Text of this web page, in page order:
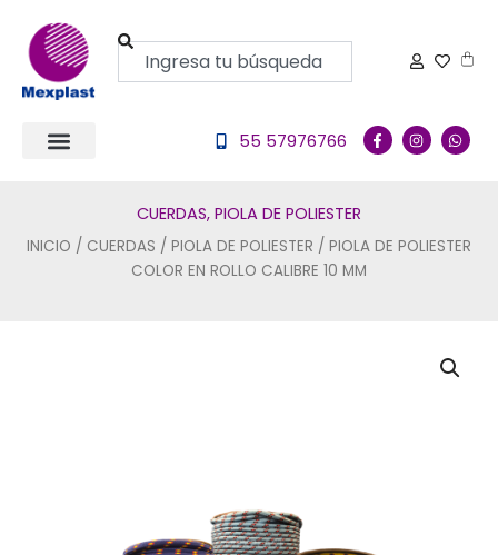
contenido
Buscar
55 57976766 F
a
c
-
I
n
s
m
W
h
a
CUERDAS, PIOLA DE POLIESTER
INICIO / CUERDAS / PIOLA DE POLIESTER / PIOLA DE POLIESTER
COLOR EN ROLLO CALIBRE 10 MM